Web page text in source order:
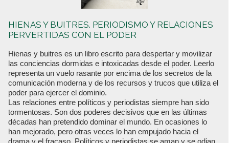
HIENAS Y BUITRES. PERIODISMO Y RELACIONES
PERVERTIDAS CON EL PODER
Hienas y buitres es un libro escrito para despertar y movilizar
las conciencias dormidas e intoxicadas desde el poder. Leerlo
representa un vuelo rasante por encima de los secretos de la
comunicación moderna y de los recursos y trucos que utiliza el
poder para ejercer el dominio.
Las relaciones entre políticos y periodistas siempre han sido
tormentosas. Son dos poderes decisivos que en las últimas
décadas han pretendido dominar el mundo. En ocasiones lo
han mejorado, pero otras veces lo han empujado hacia el